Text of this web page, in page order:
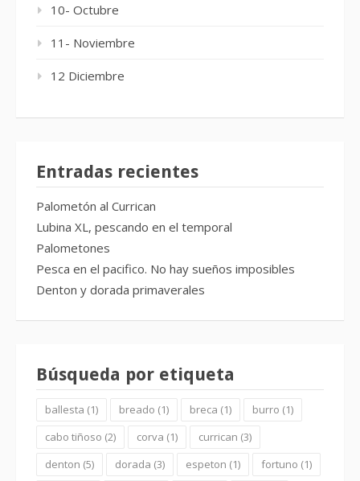
10- Octubre
11- Noviembre
12 Diciembre
Entradas recientes
Palometón al Currican
Lubina XL, pescando en el temporal
Palometones
Pesca en el pacifico. No hay sueños imposibles
Denton y dorada primaverales
Búsqueda por etiqueta
ballesta (1) breado (1) breca (1) burro (1)
cabo tiñoso (2) corva (1) currican (3)
denton (5) dorada (3) espeton (1) fortuno (1)